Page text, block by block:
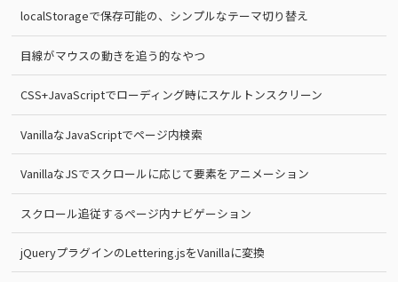
localStorageで保存可能の、シンプルなテーマ切り替え
目線がマウスの動きを追う的なやつ
CSS+JavaScriptでローディング時にスケルトンスクリーン
VanillaなJavaScriptでページ内検索
VanillaなJSでスクロールに応じて要素をアニメーション
スクロール追従するページ内ナビゲーション
jQueryプラグインのLettering.jsをVanillaに変換